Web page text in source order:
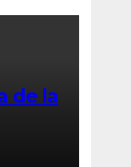
de la